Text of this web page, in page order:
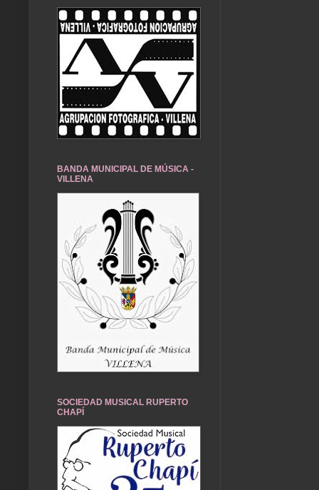
BANDA MUNICIPAL DE MÚSICA -
VILLENA
SOCIEDAD MUSICAL RUPERTO
CHAPÍ